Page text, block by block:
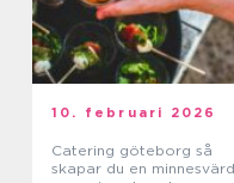
10. februari 2026
Catering göteborg så
skapar du en minnesvärd